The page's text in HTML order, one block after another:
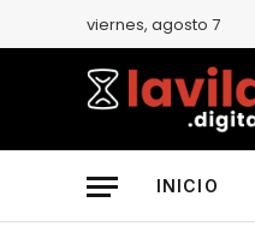
viernes, agosto 7
INICIO